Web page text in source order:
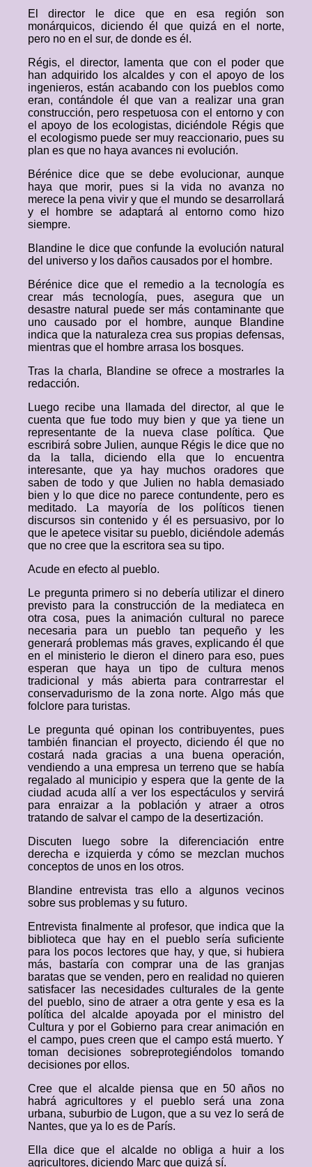
El director le dice que en esa región son
monárquicos, diciendo él que quizá en el norte,
pero no en el sur, de donde es él.
Régis, el director, lamenta que con el poder que
han adquirido los alcaldes y con el apoyo de los
ingenieros, están acabando con los pueblos como
eran, contándole él que van a realizar una gran
construcción, pero respetuosa con el entorno y con
el apoyo de los ecologistas, diciéndole Régis que
el ecologismo puede ser muy reaccionario, pues su
plan es que no haya avances ni evolución.
Bérénice dice que se debe evolucionar, aunque
haya que morir, pues si la vida no avanza no
merece la pena vivir y que el mundo se desarrollará
y el hombre se adaptará al entorno como hizo
siempre.
Blandine le dice que confunde la evolución natural
del universo y los daños causados por el hombre.
Bérénice dice que el remedio a la tecnología es
crear más tecnología, pues, asegura que un
desastre natural puede ser más contaminante que
uno causado por el hombre, aunque Blandine
indica que la naturaleza crea sus propias defensas,
mientras que el hombre arrasa los bosques.
Tras la charla, Blandine se ofrece a mostrarles la
redacción.
Luego recibe una llamada del director, al que le
cuenta que fue todo muy bien y que ya tiene un
representante de la nueva clase política. Que
escribirá sobre Julien, aunque Régis le dice que no
da la talla, diciendo ella que lo encuentra
interesante, que ya hay muchos oradores que
saben de todo y que Julien no habla demasiado
bien y lo que dice no parece contundente, pero es
meditado. La mayoría de los políticos tienen
discursos sin contenido y él es persuasivo, por lo
que le apetece visitar su pueblo, diciéndole además
que no cree que la escritora sea su tipo.
Acude en efecto al pueblo.
Le pregunta primero si no debería utilizar el dinero
previsto para la construcción de la mediateca en
otra cosa, pues la animación cultural no parece
necesaria para un pueblo tan pequeño y les
generará problemas más graves, explicando él que
en el ministerio le dieron el dinero para eso, pues
esperan que haya un tipo de cultura menos
tradicional y más abierta para contrarrestar el
conservadurismo de la zona norte. Algo más que
folclore para turistas.
Le pregunta qué opinan los contribuyentes, pues
también financian el proyecto, diciendo él que no
costará nada gracias a una buena operación,
vendiendo a una empresa un terreno que se había
regalado al municipio y espera que la gente de la
ciudad acuda allí a ver los espectáculos y servirá
para enraizar a la población y atraer a otros
tratando de salvar el campo de la desertización.
Discuten luego sobre la diferenciación entre
derecha e izquierda y cómo se mezclan muchos
conceptos de unos en los otros.
Blandine entrevista tras ello a algunos vecinos
sobre sus problemas y su futuro.
Entrevista finalmente al profesor, que indica que la
biblioteca que hay en el pueblo sería suficiente
para los pocos lectores que hay, y que, si hubiera
más, bastaría con comprar una de las granjas
baratas que se venden, pero en realidad no quieren
satisfacer las necesidades culturales de la gente
del pueblo, sino de atraer a otra gente y esa es la
política del alcalde apoyada por el ministro del
Cultura y por el Gobierno para crear animación en
el campo, pues creen que el campo está muerto. Y
toman decisiones sobreprotegiéndolos tomando
decisiones por ellos.
Cree que el alcalde piensa que en 50 años no
habrá agricultores y el pueblo será una zona
urbana, suburbio de Lugon, que a su vez lo será de
Nantes, que ya lo es de París.
Ella dice que el alcalde no obliga a huir a los
agricultores, diciendo Marc que quizá sí.